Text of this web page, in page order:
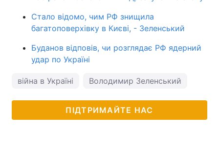
Стало відомо, чим РФ знищила
багатоповерхівку в Києві, - Зеленський
Буданов відповів, чи розглядає РФ ядерний
удар по Україні
війна в Україні Володимир Зеленський
ПІДТРИМАЙТЕ НАС